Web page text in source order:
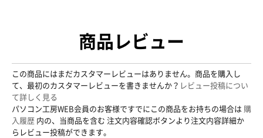
商品レビュー
この商品にはまだカスタマーレビューはありません。商品を購入し
て、最初のカスタマーレビューを書きませんか？ レビュー投稿につい
て詳しく見る
パソコン工房WEB会員のお客様ですでにこの商品をお持ちの場合は 購
入履歴 内の、当商品を含む 注文内容確認ボタンより注文内容詳細か
らレビュー投稿ができます。